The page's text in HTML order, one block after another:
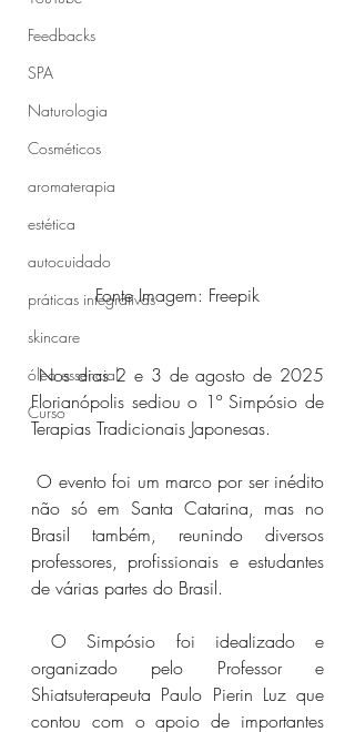
Feedbacks
SPA
Naturologia
Cosméticos
aromaterapia
estética
autocuidado
práticas integrativas
skincare
óleo essencial
Curso
Fonte Imagem: Freepik
Nos dias 2 e 3 de agosto de 2025
Florianópolis sediou o 1º Simpósio de
Terapias Tradicionais Japonesas.
não só em Santa Catarina, mas no
Brasil também, reunindo diversos
professores, profissionais e estudantes
de várias partes do Brasil.
O Simpósio foi idealizado e
organizado pelo Professor e
Shiatsuterapeuta Paulo Pierin Luz que
contou com o apoio de importantes